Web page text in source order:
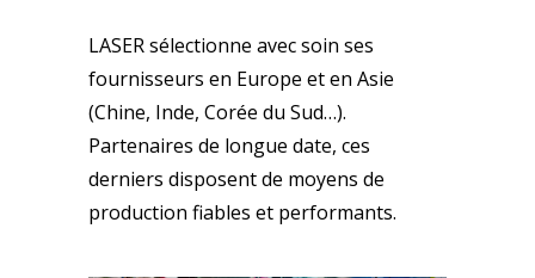
LASER sélectionne avec soin ses
fournisseurs en Europe et en Asie
(Chine, Inde, Corée du Sud…).
Partenaires de longue date, ces
derniers disposent de moyens de
production fiables et performants.